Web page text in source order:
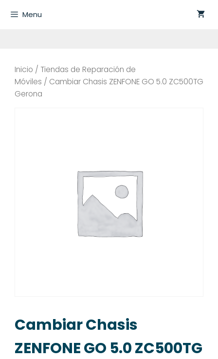
Menu
Inicio / Tiendas de Reparación de
Móviles / Cambiar Chasis ZENFONE GO 5.0 ZC500TG
Gerona
Cambiar Chasis
ZENFONE GO 5.0 ZC500TG